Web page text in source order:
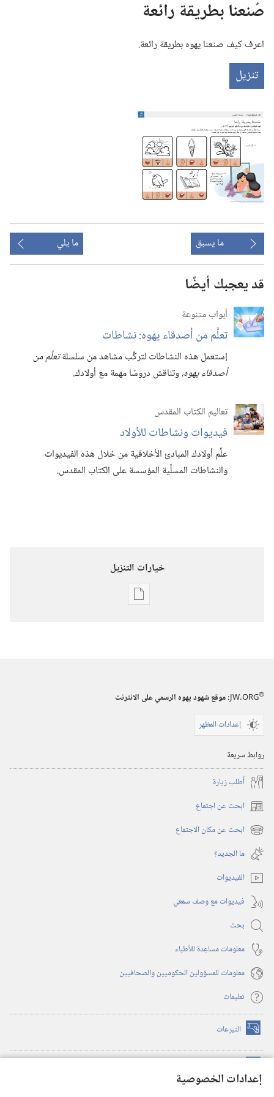
إعدادات الخصوصية
صُنعنا بطريقة رائعة
اعرف كيف صنعنا يهوه بطريقة رائعة.‏
تنزيل
ما يسبق ما يلي
قد يعجبك أيضًا
أبواب متنوعة
تعلَّم من أصدقاء يهوه:‏ نشاطات
إستعمل هذه النشاطات لتركِّب مشاهد من سلسلةتعلَّم من
أصدقاء يهوه،‏وتناقش دروسًا مهمة مع أولادك.‏
تعاليم الكتاب المقدس
فيديوات ونشاطات للأولاد
علِّم أولادك المبادئ الأخلاقية من خلال هذه الفيديوات
والنشاطات المسلِّية المؤسسة على الكتاب المقدس.‏
خيارات التنزيل
خيارات
نشاطات
JW.ORG®
:‏ موقع شهود يهوه الرسمي على الانترنت
إعدادات المظهر
روابط سريعة
أُطلب زيارة
ابحث عن اجتماع (يفتح
نافذة
جديدة)
ابحث عن مكان الاجتماع (يفتح
نافذة
جديدة)
ما الجديد؟‏
الفيديوات
فيديوات مع وصف سمعي
بحث
معلومات مساعِدة للأطباء
معلومات للمسؤولين الحكوميين والصحافيين
تعليمات
التبرعات (يفتح
نافذة
(يفتح
نافذة